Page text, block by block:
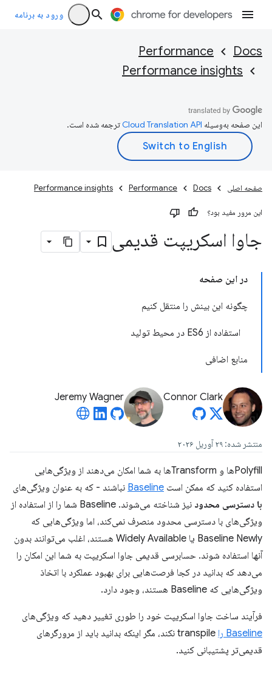
ورود به برنامه
Docs
Performance
Performance insights
این صفحه به‌وسیله ترجمه شده است.
صفحه اصلی Docs
Performance
Performance insights
این مرور مفید بود؟
جاوا اسکریپت قدیمی
در این صفحه
چگونه این بینش را منتقل کنیم
استفاده از ES6 در محیط تولید
منابع اضافی
Connor Clark
Jeremy Wagner
منتشر شده: ۲۹ آوریل ۲۰۲۶
Polyfillها و Transformها به شما امکان می‌دهند از ویژگی‌هایی
استفاده کنید که ممکن است Baseline نباشند - که به عنوان ویژگی‌های
با دسترسی محدود
نیز شناخته می‌شوند. Baseline شما را از استفاده از
ویژگی‌های با دسترسی محدود منصرف نمی‌کند، اما ویژگی‌هایی که
Baseline Newly یا Widely Available هستند، اغلب می‌توانند بدون
آنها استفاده شوند. حسابرسی قدیمی جاوا اسکریپت به شما این امکان را
می‌دهد که بدانید در کجا فرصت‌هایی برای بهبود عملکرد با اتخاذ
ویژگی‌هایی که Baseline هستند، وجود دارد.
فرآیند ساخت جاوا اسکریپت خود را طوری تغییر دهید که ویژگی‌های
Baseline را
transpile نکند، مگر اینکه بدانید باید از مرورگرهای
قدیمی‌تر پشتیبانی کنید.